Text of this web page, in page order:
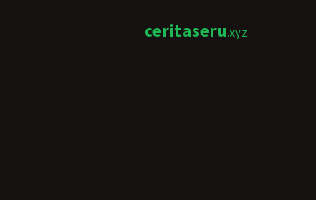
ceritaseru.xyz